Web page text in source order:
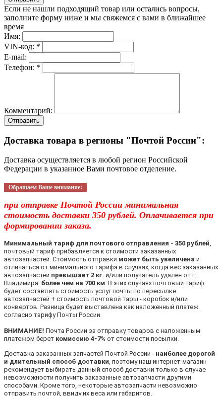
Если не нашли подходящий товар или остались вопросы,
заполните форму ниже и мы свяжемся с вами в ближайшее
время
Имя:
VIN-код: *
E-mail:
Телефон: *
Комментарий:
Отправить
Доставка товара в регионы "Почтой России":
Доставка осуществляется в любой регион Российской
Федерации в указанное Вами почтовое отделение.
Обращаем Ваше внимание:
при отправке Почтой России минимальная
стоимость доставки 350 рублей. Оплачивается при
формировании заказа.
Минимальный тариф для почтового отправления - 350 рублей
почтовый тариф прибавляется к стоимости заказанных
автозапчастей. Стоимость отправки может быть увеличена и
отличаться от минимального тарифа в случаях, когда вес заказанных
автозапчастей превышает 2 кг. и/или получатель удален от г.
Владимира более чем на 700 км . В этих случаях почтовый тариф
будет составлять стоимость услуг почты по пересылке
автозапчастей + стоимость почтовой тары - коробок и/или
конвертов. Разница будет выставлена как наложенный платеж.
согласно тарифу Почты России.
ВНИМАНИЕ! Почта России за отправку товаров с наложенным
платежом берет комиссию 4-7% от стоимости посылки.
Доставка заказанных запчастей Почтой России - наиболее дорогой
и длительный способ доставки , поэтому наш интернет-магазин
рекомендует выбирать данный способ доставки только в случае
невозможности получить заказанные автозапчасти другими
способами. Кроме того, некоторые автозапчасти невозможно
отправить почтой, ввиду их веса или габаритов.